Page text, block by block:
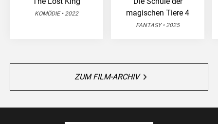
KOMÖDIE • 2022
magischen Tiere 4
FANTASY • 2025
ZUM FILM-ARCHIV